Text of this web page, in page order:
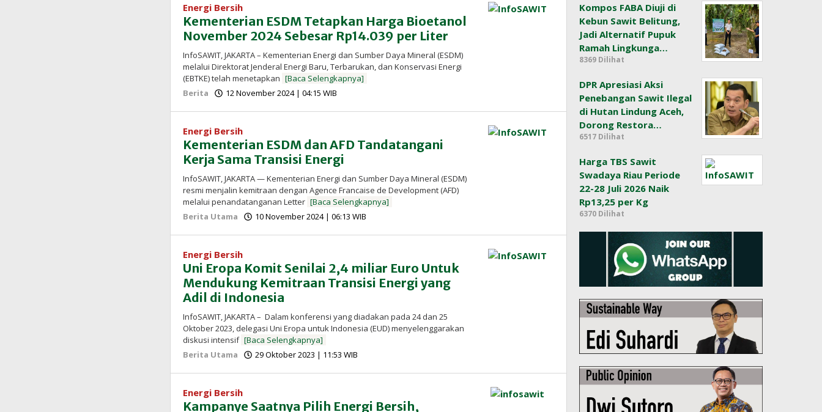
Energi Bersih
Kementerian ESDM Tetapkan Harga Bioetanol
November 2024 Sebesar Rp14.039 per Liter
InfoSAWIT, JAKARTA – Kementerian Energi dan Sumber Daya Mineral (ESDM)
melalui Direktorat Jenderal Energi Baru, Terbarukan, dan Konservasi Energi
(EBTKE) telah menetapkan [Baca Selengkapnya]
Berita
12 November 2024 | 04:15 WIB
InfoSAWIT
Energi Bersih
Kementerian ESDM dan AFD Tandatangani
Kerja Sama Transisi Energi
InfoSAWIT, JAKARTA — Kementerian Energi dan Sumber Daya Mineral (ESDM)
resmi menjalin kemitraan dengan Agence Francaise de Development (AFD)
melalui penandatanganan Letter [Baca Selengkapnya]
Berita Utama
10 November 2024 | 06:13 WIB
InfoSAWIT
Energi Bersih
Uni Eropa Komit Senilai 2,4 miliar Euro Untuk
Mendukung Kemitraan Transisi Energi yang
Adil di Indonesia
InfoSAWIT, JAKARTA – Dalam konferensi yang diadakan pada 24 dan 25
Oktober 2023, delegasi Uni Eropa untuk Indonesia (EUD) menyelenggarakan
diskusi intensif [Baca Selengkapnya]
Berita Utama
29 Oktober 2023 | 11:53 WIB
InfoSAWIT
Energi Bersih
Kampanye Saatnya Pilih Energi Bersih,
Kompos FABA Diuji di
Kebun Sawit Belitung,
Jadi Alternatif Pupuk
Ramah Lingkunga…
8369 Dilihat
DPR Apresiasi Aksi
Penebangan Sawit Ilegal
di Hutan Lindung Aceh,
Dorong Restora…
6517 Dilihat
Harga TBS Sawit
Swadaya Riau Periode
22-28 Juli 2026 Naik
Rp13,25 per Kg
6370 Dilihat